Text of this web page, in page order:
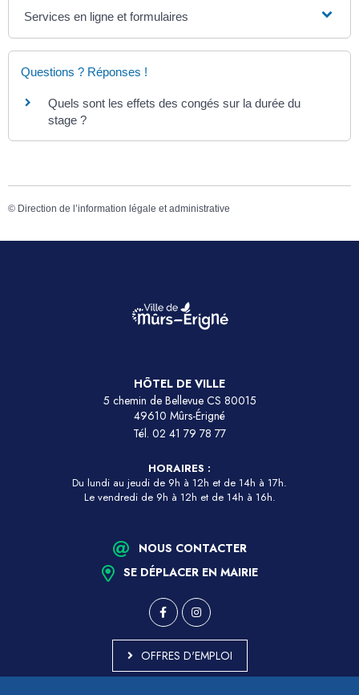
Services en ligne et formulaires
Questions ? Réponses !
Quels sont les effets des congés sur la durée du
stage ?
© Direction de l’information légale et administrative
HÔTEL DE VILLE
5 chemin de Bellevue CS 80015
49610 Mûrs-Érigné
Tél. 02 41 79 78 77
HORAIRES :
Du lundi au jeudi de 9h à 12h et de 14h à 17h.
Le vendredi de 9h à 12h et de 14h à 16h.
NOUS CONTACTER
SE DÉPLACER EN MAIRIE
OFFRES D'EMPLOI